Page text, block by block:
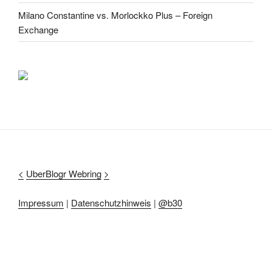
Milano Constantine vs. Morlockko Plus – Foreign
Exchange
< UberBlogr Webring >
Impressum | Datenschutzhinweis | @b30